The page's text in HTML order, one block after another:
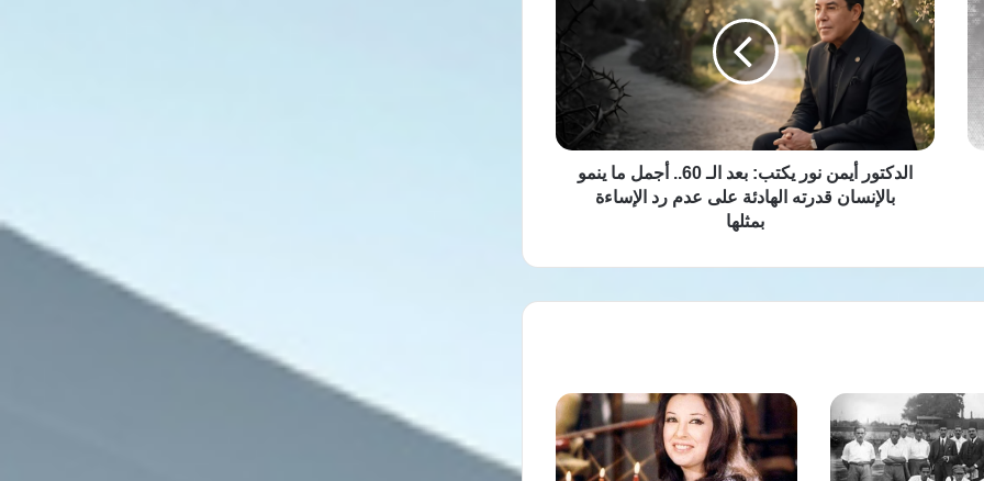
نور
يكتب:
بعد
الـ
60..
أجمل
ما
ينمو
بالإنسان
على
الدكتور أيمن نور يكتب: بعد الـ 60.. أجمل ما ينمو
بالإنسان قدرته الهادئة على عدم رد الإساءة
بمثلها